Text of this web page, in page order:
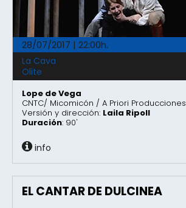
28/07/2017 | 22:00h.
La Cava
Olite
Lope de Vega
CNTC/ Micomicón / A Priori Producciones
Versión y dirección: Laila Ripoll
Duración: 90'
info
EL CANTAR DE DULCINEA